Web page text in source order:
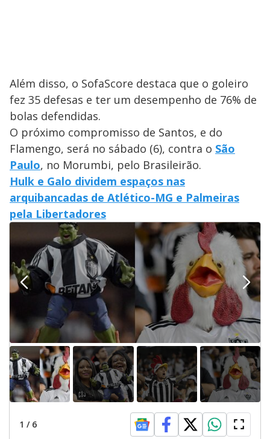
Além disso, o SofaScore destaca que o goleiro
fez 35 defesas e ter um desempenho de 76% de
bolas defendidas.
O próximo compromisso de Santos, e do
Flamengo, será no sábado (6), contra o São
Paulo, no Morumbi, pelo Brasileirão.
Hulk e Galo dividem espaços nas
arquibancadas de Atlético-MG e Palmeiras
pela Libertadores
1 / 6